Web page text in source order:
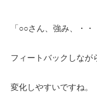
「○○さん、強み、・
フィートバックしな
変化しやすいですね。